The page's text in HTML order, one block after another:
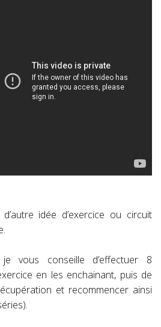
idée d’exercice ou circuit
vous conseille d’effectuer 8
en les enchainant, puis de
et recommencer ainsi